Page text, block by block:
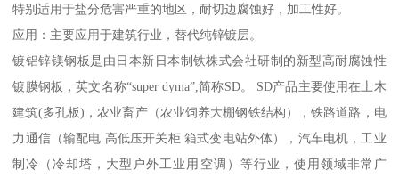
特别适用于盐分危害严重的地区，耐切边腐蚀好，加工性好。
应用：主要应用于建筑行业，替代纯锌镀层。
镀铝锌镁钢板是由日本新日本制铁株式会社研制的新型高耐腐蚀性
镀膜钢板，英文名称“super dyma”,简称SD。 SD产品主要使用在土木
建筑(多孔板)，农业畜产（农业饲养大棚钢铁结构），铁路道路，电
力通信（输配电 高低压开关柜 箱式变电站外体），汽车电机，工业
制冷（冷却塔，大型户外工业用空调）等行业，使用领域非常广